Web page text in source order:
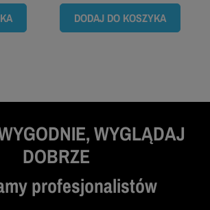
DODAJ DO KOSZYKA
WYGLĄDAJ
DOBRZE
profesjonalistów